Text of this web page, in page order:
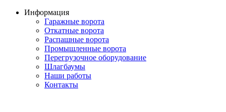
Информация
Гаражные ворота
Откатные ворота
Распашные ворота
Промышленные ворота
Перегрузочное оборудование
Шлагбаумы
Наши работы
Контакты